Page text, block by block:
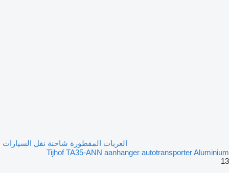
العربات المقطورة شاحنة نقل السيارات
Tijhof TA35-ANN aanhanger autotransporter Aluminium
13